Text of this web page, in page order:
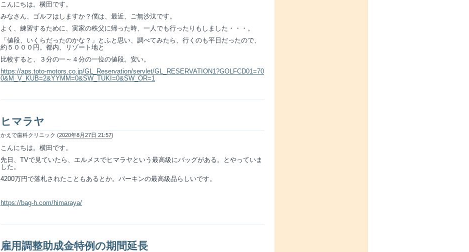
こんにちは。横田です。
みなさん、ゴルフはしますか？僕は、最近、ご無沙汰です。
よく、練習するために、実家の秩父に帰った時、一人でも行ったりもしました・・・。
「値段、いくらだったのかな？」とふと思い、調べてみたら、行くのも平日だったので、
約５０００円。都内、リゾート地と
比較すると、３分の一～４分の一位の値段。安い。
https://aps.toto-motors.co.jp/GL_Reservation/servlet/GL_RESERVATION1?GOLFCD01=70
0&M_V_KUB=2&YYMM=0&SW_TUKI=0&SW_OR=1
ヒマラヤ
かえで歯科クリニック (2020年8月27日 21:57)
こんにちは。横田です。
先日、TVで見ていたら、エルメスでヒマラヤという最高級にバッグがある。とやっていま
した。
4200万円で落札されたこともあるとか。バーキンの最高級品らしいです。
https://bag-h.com/himaraya/
雇用調整助成金特例の期間延長